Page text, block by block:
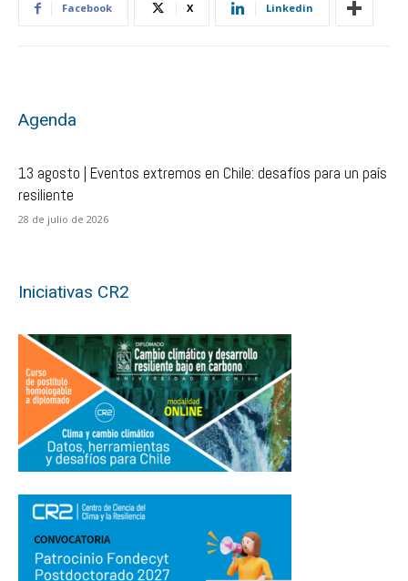
Facebook X Linkedin
Agenda
13 agosto | Eventos extremos en Chile: desafíos para un país
resiliente
28 de julio de 2026
Iniciativas CR2